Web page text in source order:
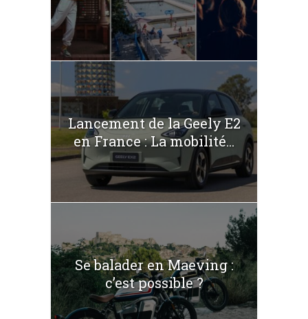
Lancement de la Geely E2
en France : La mobilité...
Se balader en Maeving :
c’est possible ?